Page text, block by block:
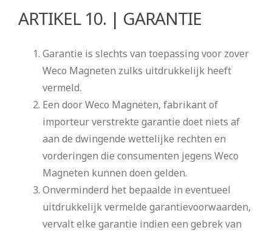
ARTIKEL 10. | GARANTIE
Garantie is slechts van toepassing voor zover
Weco Magneten zulks uitdrukkelijk heeft
vermeld.
Een door Weco Magneten, fabrikant of
importeur verstrekte garantie doet niets af
aan de dwingende wettelijke rechten en
vorderingen die consumenten jegens Weco
Magneten kunnen doen gelden.
Onverminderd het bepaalde in eventueel
uitdrukkelijk vermelde garantievoorwaarden,
vervalt elke garantie indien een gebrek van